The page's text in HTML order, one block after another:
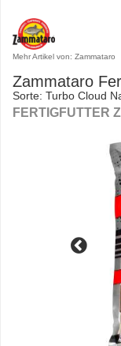
Mehr Artikel von: Zammataro
Zammataro
Sorte: Turbo Cloud
FERTIGFUTTER